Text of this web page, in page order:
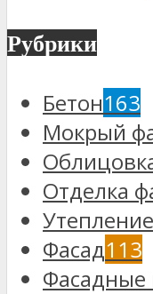
Рубрики
Бетон163
Мокрый
Отделка
Фасад113
Фасадные